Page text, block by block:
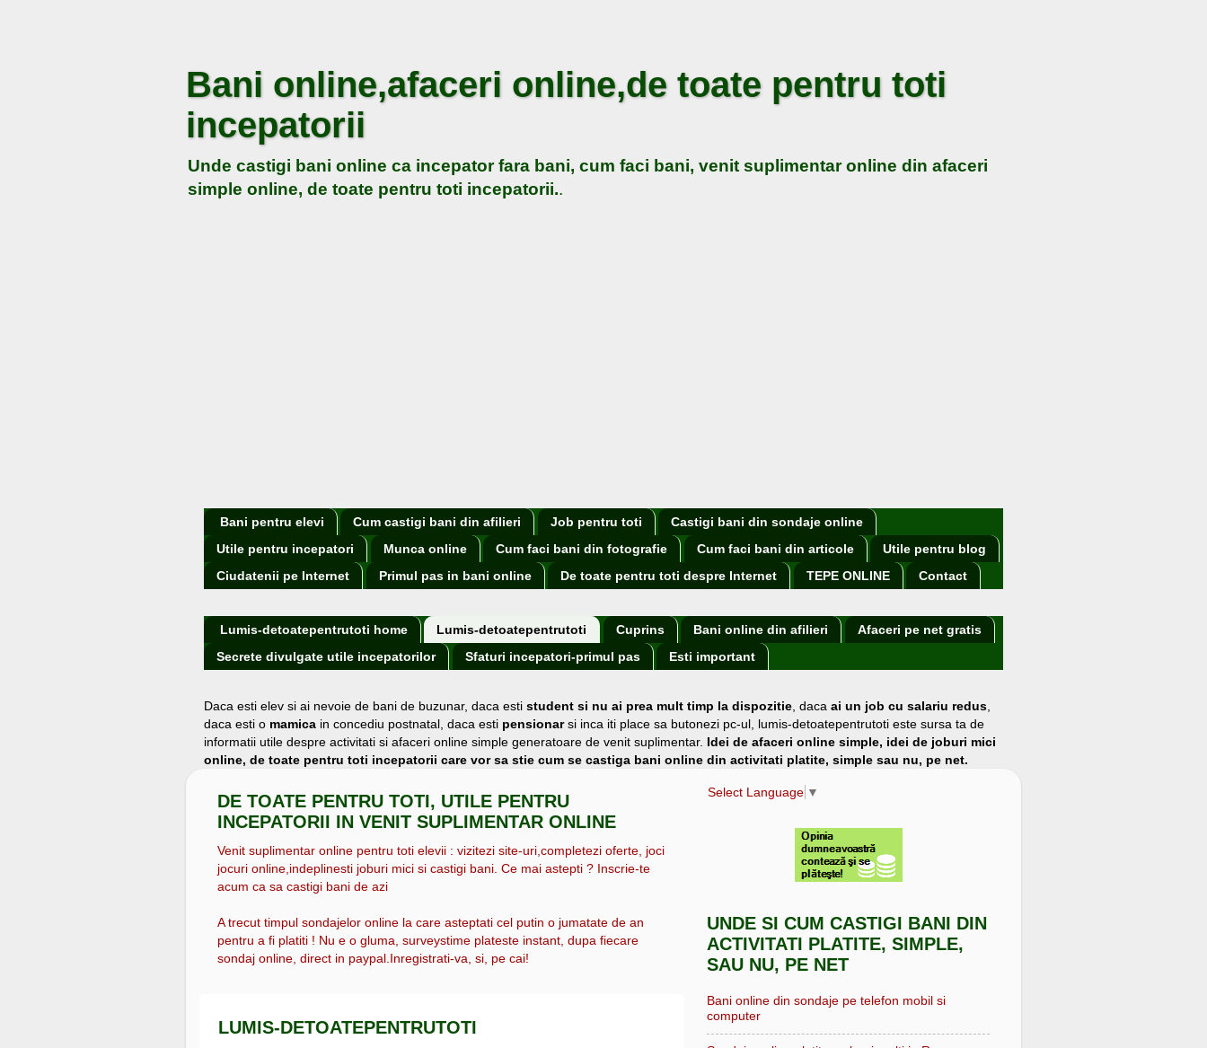
Bani online,afaceri online,de toate pentru toti
incepatorii
Unde castigi bani online ca incepator fara bani, cum faci bani, venit suplimentar online din afaceri
simple online, de toate pentru toti incepatorii..
Bani pentru elevi Cum castigi bani din afilieri Job pentru toti
Castigi bani din sondaje online
Utile pentru incepatori
Munca online Cum faci bani din fotografie Cum faci bani din articole
Utile pentru blog
Ciudatenii pe Internet
Primul pas in bani online De toate pentru toti despre Internet TEPE ONLINE Contact
Lumis-detoatepentrutoti home Lumis-detoatepentrutoti Cuprins Bani online din afilieri
Afaceri pe net gratis
Secrete divulgate utile incepatorilor
Sfaturi incepatori-primul pas Esti important
Daca esti elev si ai nevoie de bani de buzunar, daca esti student si nu ai prea mult timp la dispozitie , daca ai un job cu salariu redus
daca esti o mamica in concediu postnatal, daca esti pensionarsi inca iti place sa butonezi pc-ul, lumis-detoatepentrutoti este sursa ta de
informatii utile despre activitati si afaceri online simple generatoare de venit suplimentar. Idei de afaceri online simple, idei de joburi mici
online, de toate pentru toti incepatorii care vor sa stie cum se castiga bani online din activitati platite, simple sau nu, pe net.
DE TOATE PENTRU TOTI, UTILE PENTRU
INCEPATORII IN VENIT SUPLIMENTAR ONLINE
Venit suplimentar online pentru toti elevii : vizitezi site-uri,completezi oferte, joci
jocuri online,indeplinesti joburi mici si castigi bani. Ce mai astepti ? Inscrie-te
acum ca sa castigi bani de azi
A trecut timpul sondajelor online la care asteptati cel putin o jumatate de an
pentru a fi platiti ! Nu e o gluma, surveystime plateste instant, dupa fiecare
sondaj online, direct in paypal.Inregistrati-va, si, pe cai!
LUMIS-DETOATEPENTRUTOTI
Select Language ▼
UNDE SI CUM CASTIGI BANI DIN
ACTIVITATI PLATITE, SIMPLE,
SAU NU, PE NET
Bani online din sondaje pe telefon mobil si
computer